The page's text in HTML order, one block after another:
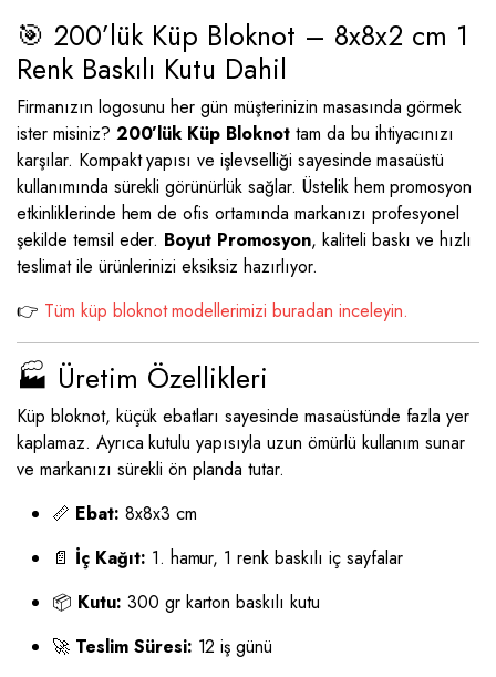
🎯 200’lük Küp Bloknot – 8x8x2 cm 1
Renk Baskılı Kutu Dahil
Firmanızın logosunu her gün müşterinizin masasında görmek
ister misiniz? 200’lük Küp Bloknot tam da bu ihtiyacınızı
karşılar. Kompakt yapısı ve işlevselliği sayesinde masaüstü
kullanımında sürekli görünürlük sağlar. Üstelik hem promosyon
etkinliklerinde hem de ofis ortamında markanızı profesyonel
şekilde temsil eder. Boyut Promosyon, kaliteli baskı ve hızlı
teslimat ile ürünlerinizi eksiksiz hazırlıyor.
👉 Tüm küp bloknot modellerimizi buradan inceleyin.
🏭 Üretim Özellikleri
Küp bloknot, küçük ebatları sayesinde masaüstünde fazla yer
kaplamaz. Ayrıca kutulu yapısıyla uzun ömürlü kullanım sunar
ve markanızı sürekli ön planda tutar.
📏 Ebat: 8x8x3 cm
📄 İç Kağıt: 1. hamur, 1 renk baskılı iç sayfalar
📦 Kutu: 300 gr karton baskılı kutu
🚀 Teslim Süresi: 12 iş günü